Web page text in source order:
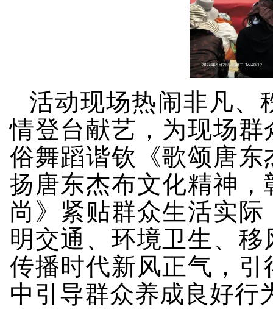
活动现场热闹非凡、
情登台献艺，为现场
俗舞蹈谐钦《歌颂唐东
扬唐东杰布文化精神
尚》紧贴群众生活实
明交通、环境卫生、
传播时代新风正气，
中引导群众养成良好行